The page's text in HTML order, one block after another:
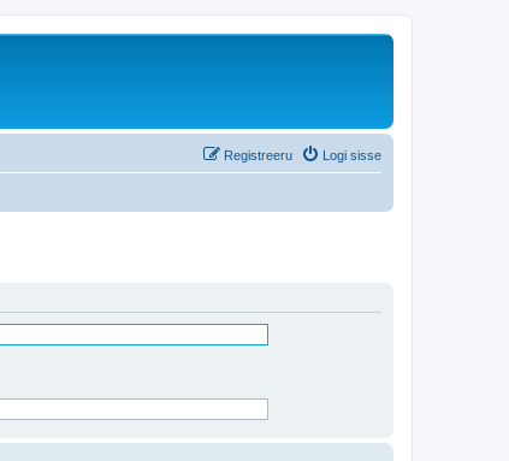
Logi sisse
Registreeru